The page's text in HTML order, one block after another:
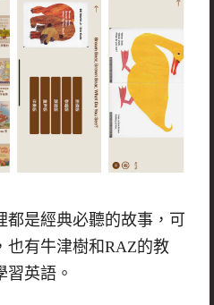
是經典必聽的故事，可
也有牛津樹和RAZ的教
英語。